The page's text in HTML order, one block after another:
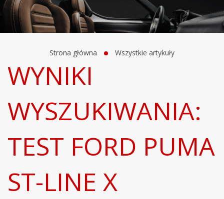
Strona główna Wszystkie artykuły
WYNIKI
WYSZUKIWANIA:
TEST FORD PUMA
ST-LINE X